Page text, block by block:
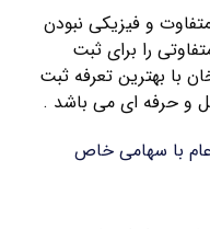
و فیزیکی نبودن
را برای ثبت
با بهترین تعرفه ثبت
و حرفه ای می باشد .
با سهامی خاص